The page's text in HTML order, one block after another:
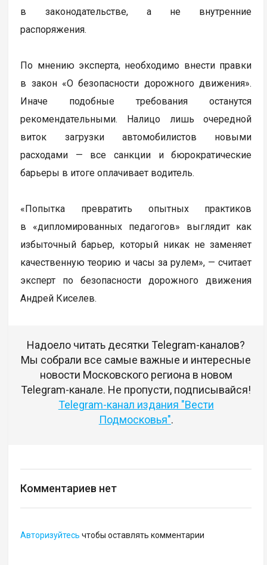
в законодательстве, а не внутренние
распоряжения.
По мнению эксперта, необходимо внести правки
в закон «О безопасности дорожного движения».
Иначе подобные требования останутся
рекомендательными. Налицо лишь очередной
виток загрузки автомобилистов новыми
расходами — все санкции и бюрократические
барьеры в итоге оплачивает водитель.
«Попытка превратить опытных практиков
в «дипломированных педагогов» выглядит как
избыточный барьер, который никак не заменяет
качественную теорию и часы за рулем», — считает
эксперт по безопасности дорожного движения
Андрей Киселев.
Надоело читать десятки Telegram-каналов?
Мы собрали все самые важные и интересные
новости Московского региона в новом
Telegram-канале. Не пропусти, подписывайся!
Telegram-канал издания "Вести
Подмосковья".
Комментариев нет
Авторизуйтесь чтобы оставлять комментарии